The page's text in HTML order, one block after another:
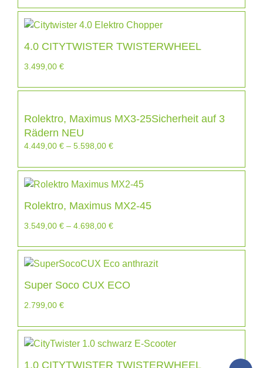
4.0 CITYTWISTER TWISTERWHEEL
3.499,00 €
Rolektro, Maximus MX3-25Sicherheit auf 3
Rädern NEU
4.449,00 € – 5.598,00 €
Rolektro, Maximus MX2-45
3.549,00 € – 4.698,00 €
Super Soco CUX ECO
2.799,00 €
1.0 CITYTWISTER TWISTERWHEEL